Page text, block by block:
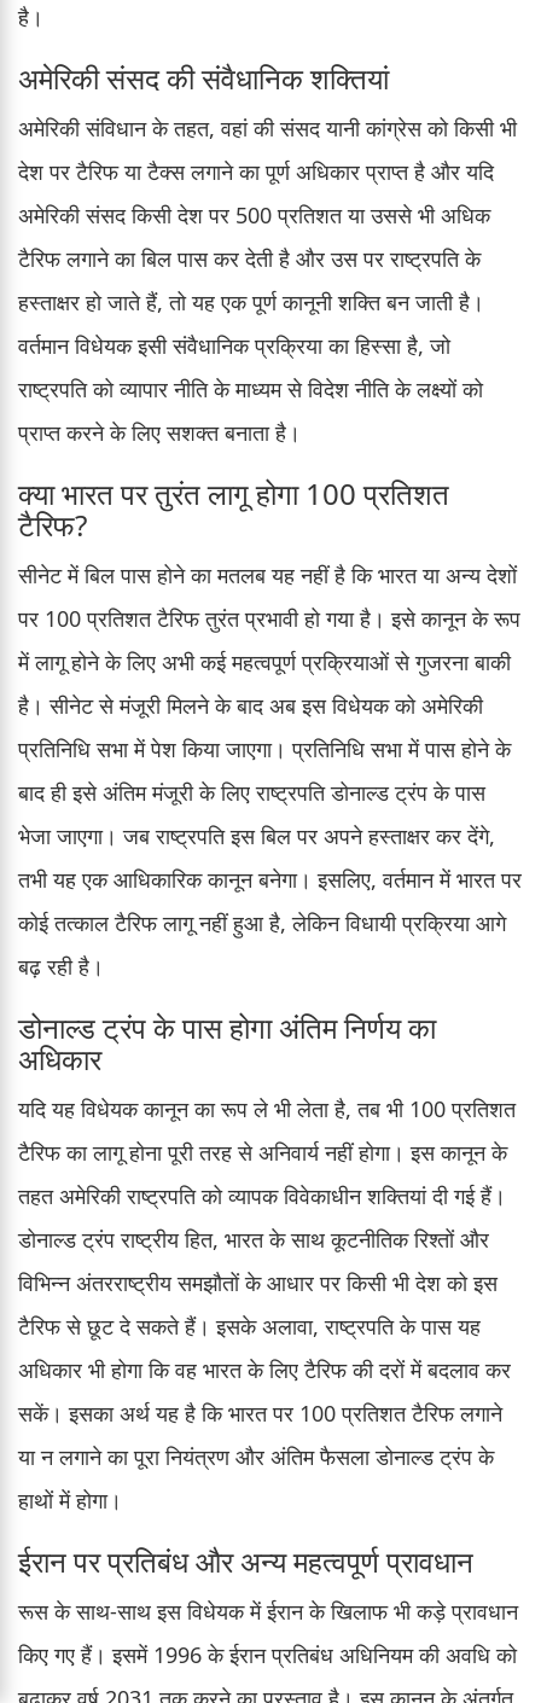
है।
अमेरिकी संसद की संवैधानिक शक्तियां
अमेरिकी संविधान के तहत, वहां की संसद यानी कांग्रेस को किसी भी
देश पर टैरिफ या टैक्स लगाने का पूर्ण अधिकार प्राप्त है और यदि
अमेरिकी संसद किसी देश पर 500 प्रतिशत या उससे भी अधिक
टैरिफ लगाने का बिल पास कर देती है और उस पर राष्ट्रपति के
हस्ताक्षर हो जाते हैं, तो यह एक पूर्ण कानूनी शक्ति बन जाती है।
वर्तमान विधेयक इसी संवैधानिक प्रक्रिया का हिस्सा है, जो
राष्ट्रपति को व्यापार नीति के माध्यम से विदेश नीति के लक्ष्यों को
प्राप्त करने के लिए सशक्त बनाता है।
क्या भारत पर तुरंत लागू होगा 100 प्रतिशत
टैरिफ?
सीनेट में बिल पास होने का मतलब यह नहीं है कि भारत या अन्य देशों
पर 100 प्रतिशत टैरिफ तुरंत प्रभावी हो गया है। इसे कानून के रूप
में लागू होने के लिए अभी कई महत्वपूर्ण प्रक्रियाओं से गुजरना बाकी
है। सीनेट से मंजूरी मिलने के बाद अब इस विधेयक को अमेरिकी
प्रतिनिधि सभा में पेश किया जाएगा। प्रतिनिधि सभा में पास होने के
बाद ही इसे अंतिम मंजूरी के लिए राष्ट्रपति डोनाल्ड ट्रंप के पास
भेजा जाएगा। जब राष्ट्रपति इस बिल पर अपने हस्ताक्षर कर देंगे,
तभी यह एक आधिकारिक कानून बनेगा। इसलिए, वर्तमान में भारत पर
कोई तत्काल टैरिफ लागू नहीं हुआ है, लेकिन विधायी प्रक्रिया आगे
बढ़ रही है।
डोनाल्ड ट्रंप के पास होगा अंतिम निर्णय का
अधिकार
यदि यह विधेयक कानून का रूप ले भी लेता है, तब भी 100 प्रतिशत
टैरिफ का लागू होना पूरी तरह से अनिवार्य नहीं होगा। इस कानून के
तहत अमेरिकी राष्ट्रपति को व्यापक विवेकाधीन शक्तियां दी गई हैं।
डोनाल्ड ट्रंप राष्ट्रीय हित, भारत के साथ कूटनीतिक रिश्तों और
विभिन्न अंतरराष्ट्रीय समझौतों के आधार पर किसी भी देश को इस
टैरिफ से छूट दे सकते हैं। इसके अलावा, राष्ट्रपति के पास यह
अधिकार भी होगा कि वह भारत के लिए टैरिफ की दरों में बदलाव कर
सकें। इसका अर्थ यह है कि भारत पर 100 प्रतिशत टैरिफ लगाने
या न लगाने का पूरा नियंत्रण और अंतिम फैसला डोनाल्ड ट्रंप के
हाथों में होगा।
ईरान पर प्रतिबंध और अन्य महत्वपूर्ण प्रावधान
रूस के साथ-साथ इस विधेयक में ईरान के खिलाफ भी कड़े प्रावधान
किए गए हैं। इसमें 1996 के ईरान प्रतिबंध अधिनियम की अवधि को